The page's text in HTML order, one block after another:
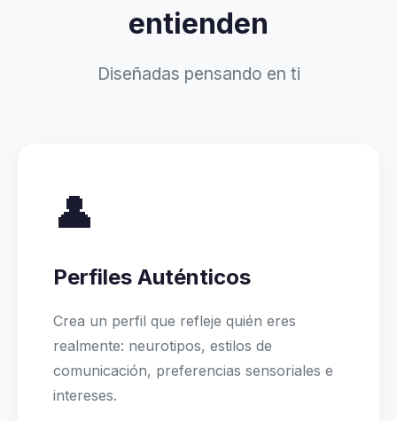
entienden
Diseñadas pensando en ti
👤
Perfiles Auténticos
Crea un perfil que refleje quién eres
realmente: neurotipos, estilos de
comunicación, preferencias sensoriales e
intereses.